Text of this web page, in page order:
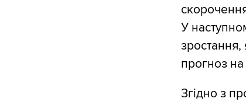
У
зростання,
прогноз
Згідно з